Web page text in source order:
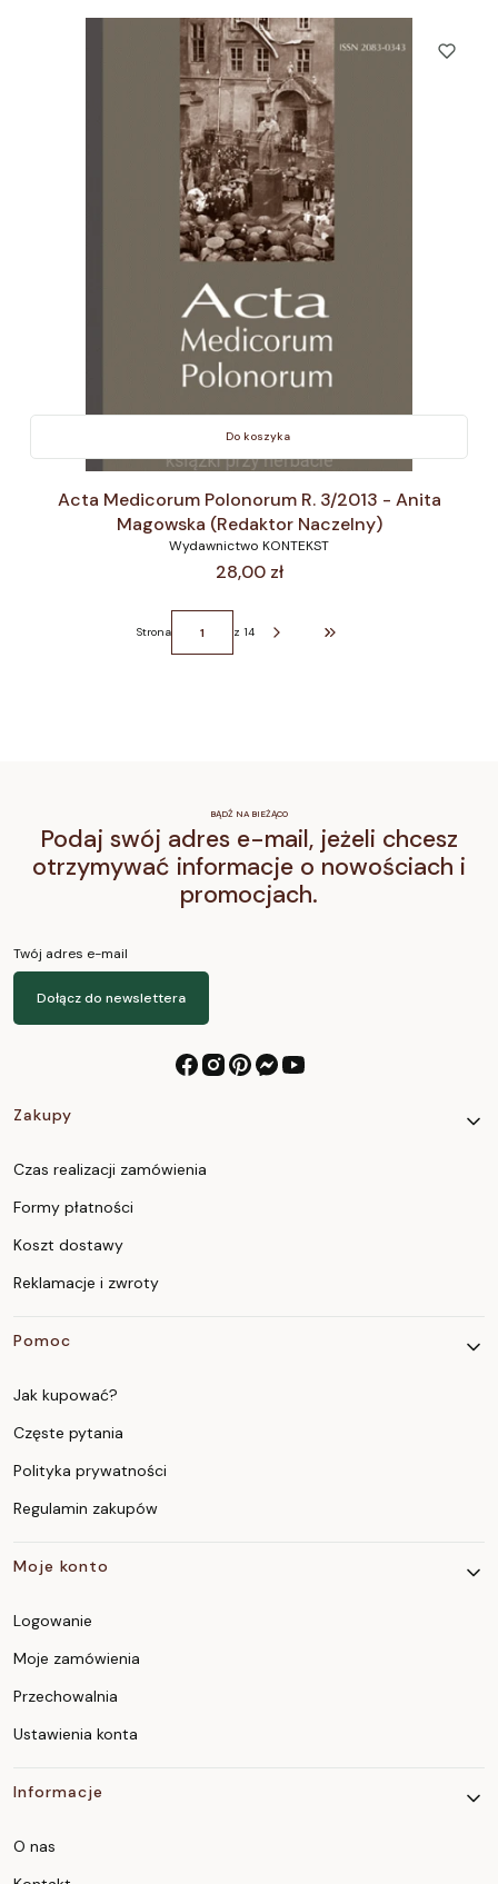
Do koszyka
Acta Medicorum Polonorum R. 3/2013 - Anita
Magowska (Redaktor Naczelny)
Wydawnictwo KONTEKST
Cena
28,00 zł
Strona z 14
Przejdź do ostatniej strony z
BĄDŹ NA BIEŻĄCO
Podaj swój adres e-mail, jeżeli chcesz
otrzymywać informacje o nowościach i
promocjach.
Twój adres e-mail
Dołącz do newslettera
Linki w stopce
Zakupy
Czas realizacji zamówienia
Formy płatności
Koszt dostawy
Reklamacje i zwroty
Pomoc
Jak kupować?
Częste pytania
Polityka prywatności
Regulamin zakupów
Moje konto
Logowanie
Moje zamówienia
Przechowalnia
Ustawienia konta
Informacje
O nas